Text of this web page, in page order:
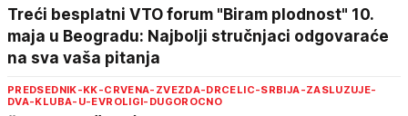
Treći besplatni VTO forum "Biram plodnost" 10.
maja u Beogradu: Najbolji stručnjaci odgovaraće
na sva vaša pitanja
PREDSEDNIK-KK-CRVENA-ZVEZDA-DRCELIC-SRBIJA-ZASLUZUJE-
DVA-KLUBA-U-EVROLIGI-DUGOROCNO